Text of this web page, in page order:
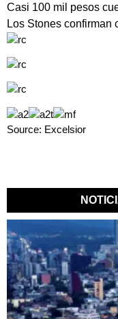
Casi 100 mil pesos
Los Stones confirman
Source: Excelsior